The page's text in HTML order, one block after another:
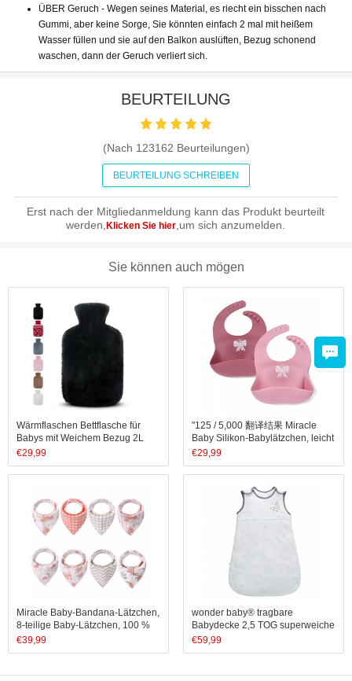
ÜBER Geruch - Wegen seines Material, es riecht ein bisschen nach
Gummi, aber keine Sorge, Sie könnten einfach 2 mal mit heißem
Wasser füllen und sie auf den Balkon auslüften, Bezug schonend
waschen, dann der Geruch verliert sich.
BEURTEILUNG
(Nach 123162 Beurteilungen)
BEURTEILUNG SCHREIBEN
Erst nach der Mitgliedanmeldung kann das Produkt beurteilt
werden,Klicken Sie hier,um sich anzumelden.
Sie können auch mögen
Wärmflaschen Bettflasche für
Babys mit Weichem Bezug 2L
€29,99
"125 / 5,000 翻译结果 Miracle
Baby Silikon-Babylätzchen, leicht
abwischbar – weiches,
bequemes, wasserdichtes
Lätzchen, lebensmittelechtes
Silikon (Junge)
€29,99
Miracle Baby-Bandana-Lätzchen,
8-teilige Baby-Lätzchen, 100 %
Baumwolle, weich und saugfähig,
Geschenk für Kinder
€39,99
wonder baby® tragbare
Babydecke 2,5 TOG superweiche
ärmellose Baumwolle Kleinkinder
Schlafsack Schlafsack für
€59,99